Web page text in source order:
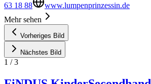
63 18 88
www.lumpenprinzessin.de
Mehr sehen
Vorheriges Bild
Nächstes Bild
1 /3